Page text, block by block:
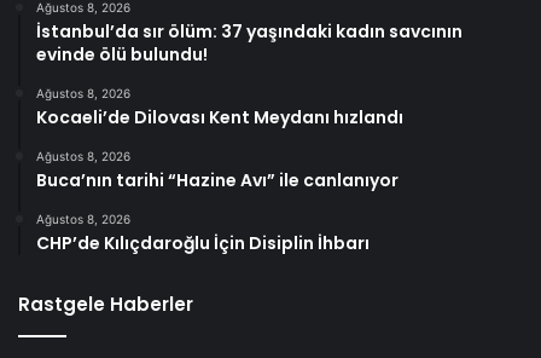
Ağustos 8, 2026
İstanbul’da sır ölüm: 37 yaşındaki kadın savcının
evinde ölü bulundu!
Ağustos 8, 2026
Kocaeli’de Dilovası Kent Meydanı hızlandı
Ağustos 8, 2026
Buca’nın tarihi “Hazine Avı” ile canlanıyor
Ağustos 8, 2026
CHP’de Kılıçdaroğlu İçin Disiplin İhbarı
Rastgele Haberler